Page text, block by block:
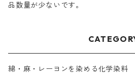
品数量が少ないです。
綿・麻・レーヨンを染める化学染料